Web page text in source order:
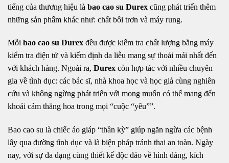
tiếng của thương hiệu là bao cao su Durex cũng phát triển thêm
những sản phẩm khác như: chất bôi trơn và máy rung.
Mỗi bao cao su Durex đều được kiểm tra chất lượng bằng máy
kiểm tra điện tử và kiểm định da liễu mang sự thoải mái nhất đến
với khách hàng. Ngoài ra, Durex còn hợp tác với nhiều chuyên
gia về tình dục: các bác sĩ, nhà khoa học và học giả cùng nghiên
cứu và không ngừng phát triển với mong muốn có thể mang đến
khoái cảm thăng hoa trong mọi “cuộc “yêu””.
Bao cao su là chiếc áo giáp “thần kỳ” giúp ngăn ngừa các bệnh
lây qua đường tình dục và là biện pháp tránh thai an toàn. Ngày
nay, với sự đa dạng cùng thiết kế độc đáo về hình dáng, kích